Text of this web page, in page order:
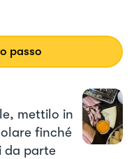
passo
mettilo in
finché
da parte